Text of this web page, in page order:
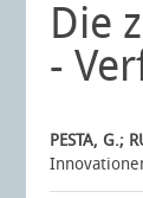
Die
-
PESTA, G.;